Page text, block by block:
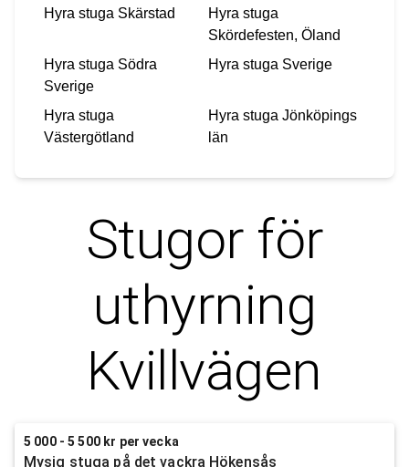
Hyra stuga Skärstad
Hyra stuga
Skördefesten, Öland
Hyra stuga Södra
Sverige
Hyra stuga Sverige
Hyra stuga
Västergötland
Hyra stuga Jönköpings
län
Stugor för
uthyrning
Kvillvägen
5 000 - 5 500 kr per vecka
Mysig stuga på det vackra Hökensås